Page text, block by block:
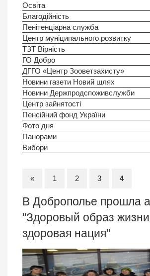
Освіта
Благодійність
Пенітенціарна служба
Центр муніципального розвитку
ТЗТ Вірність
ГО Добро
ДГГО «Центр Зооветзахисту»
Новини газети Новий шлях
Новини Держпродспоживслужби
Центр зайнятості
Пенсійний фонд України
Фото дня
Панорами
Вибори
« 1 2 3 4
В Доброполье прошла
"Здоровый образ
здоровая нация"